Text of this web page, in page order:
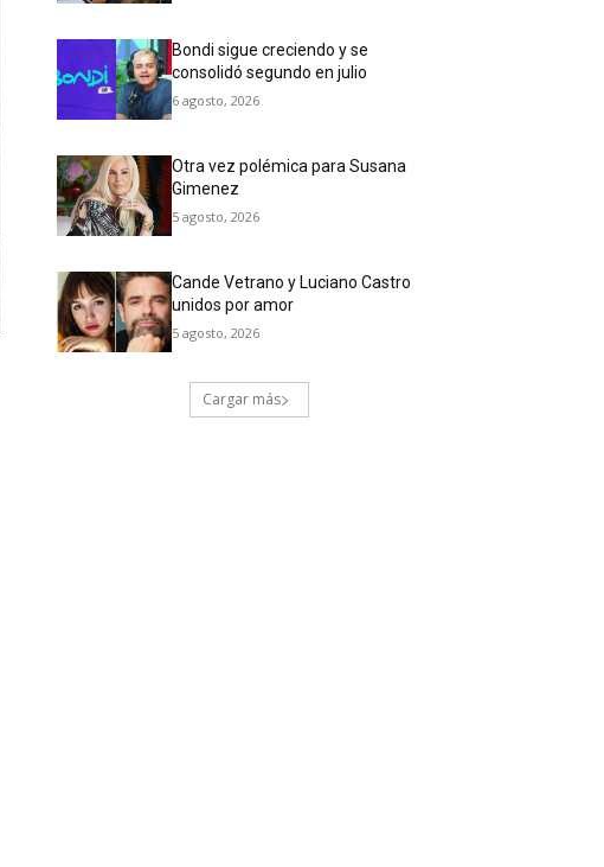
Bondi sigue creciendo y se
consolidó segundo en julio
6 agosto, 2026
Otra vez polémica para Susana
Gimenez
5 agosto, 2026
Cande Vetrano y Luciano Castro
unidos por amor
5 agosto, 2026
Cargar más